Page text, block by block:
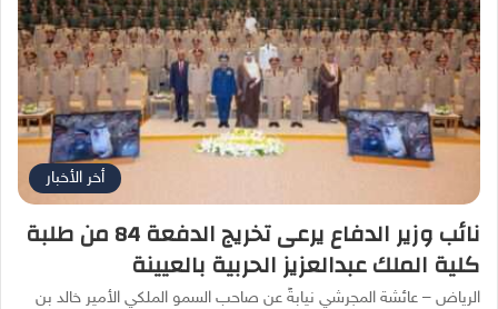
أخر الأخبار
نائب وزير الدفاع يرعى تخريج الدفعة 84 من طلبة
كلية الملك عبدالعزيز الحربية بالعيينة
الرياض – عائشة المجرشي نيابةً عن صاحب السمو الملكي الأمير خالد بن